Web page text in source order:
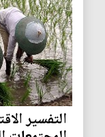
التفسير